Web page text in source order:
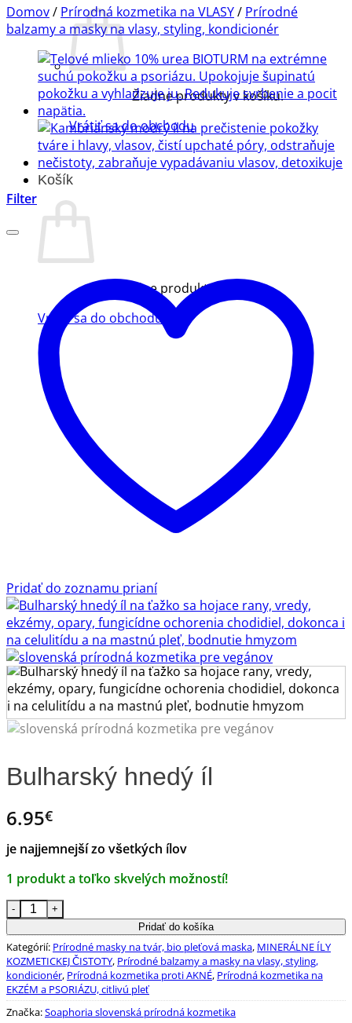
Žiadne produkty v košíku.
Vrátiť sa do obchodu
Košík
Žiadne produkty v košíku.
Vrátiť sa do obchodu
Domov/ Prírodná kozmetika na VLASY/ Prírodné
balzamy a masky na vlasy, styling, kondicionér
Filter
Pridať do zoznamu prianí
Bulharský hnedý íl
6.95€
je najjemnejší zo všetkých ílov
1 produkt a toľko skvelých možností!
množstvo Bulharský hnedý íl
Pridať do košíka
Kategórií: Prírodné masky na tvár, bio pleťová maska, MINERÁLNE ÍLY
KOZMETICKEJ ČISTOTY, Prírodné balzamy a masky na vlasy, styling,
kondicionér, Prírodná kozmetika proti AKNÉ, Prírodná kozmetika na
EKZÉM a PSORIÁZU, citlivú pleť
Značka:Soaphoria slovenská prírodná kozmetika